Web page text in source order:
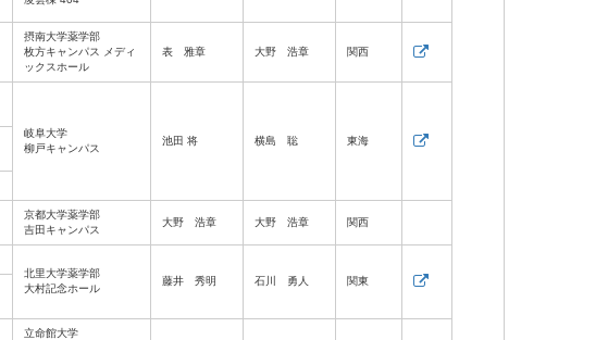
摂南大学薬学部
枚方キャンパス メディ
ックスホール
表 雅章 大野 浩章 関西
岐阜大学
柳戸キャンパス
池田 将 横島 聡 東海
京都大学薬学部
吉田キャンパス
大野 浩章 大野 浩章 関西
北里大学薬学部
大村記念ホール
藤井 秀明 石川 勇人
関東
立命館大学